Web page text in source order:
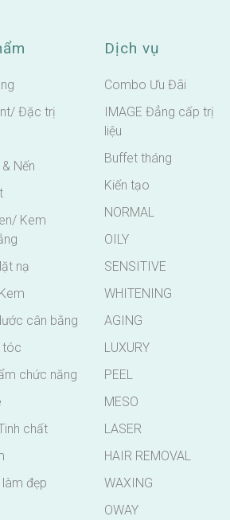
Đặc trị
Nến
Kem
nạ
cân bằng
tóc
chức năng
chất
đẹp
Dịch vụ
Combo Ưu Đãi
IMAGE Đẳng cấp trị
liệu
Buffet tháng
Kiến tạo
NORMAL
OILY
SENSITIVE
WHITENING
AGING
LUXURY
PEEL
MESO
LASER
HAIR REMOVAL
WAXING
OWAY